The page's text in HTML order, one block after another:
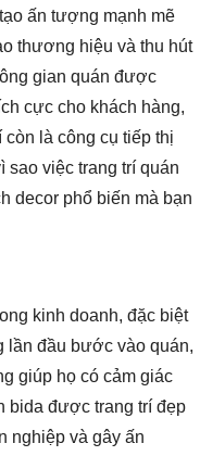
ấn tượng mạnh mẽ
thương hiệu và thu hút
gian quán được
cực cho khách hàng,
là công cụ tiếp thị
việc trang trí quán
decor phổ biến mà bạn
kinh doanh, đặc biệt
lần đầu bước vào quán,
giúp họ có cảm giác
bida được trang trí đẹp
nghiệp và gây ấn